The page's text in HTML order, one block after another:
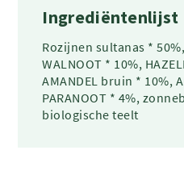
Ingrediëntenlijst
Rozijnen sultanas *
WALNOOT * 10%,
AMANDEL bruin * 10%,
PARANOOT * 4%,
biologische teelt